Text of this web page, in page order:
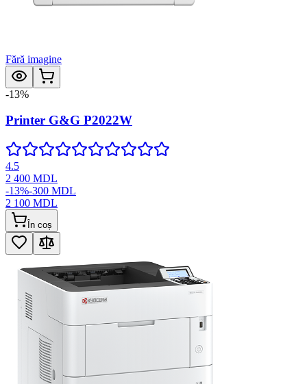
Fără imagine
-13%
Printer G&G P2022W
4.5
2 400 MDL
-13%-300 MDL
2 100 MDL
În coș